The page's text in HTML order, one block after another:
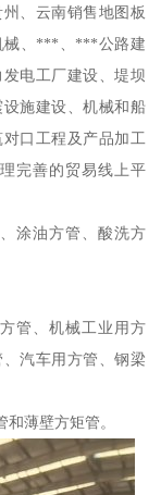
、云南销售地图板
械、***、***公路建
电工厂建设、堤坝
施建设、机械和船
口工程及产品加工
完善的贸易线上平
涂油方管、酸洗方
管、机械工业用方
汽车用方管、钢梁
薄壁方矩管。